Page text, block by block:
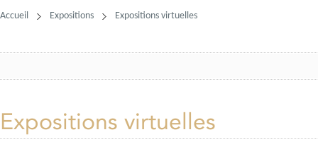
Accueil Expositions Expositions virtuelles
Expositions virtuelles